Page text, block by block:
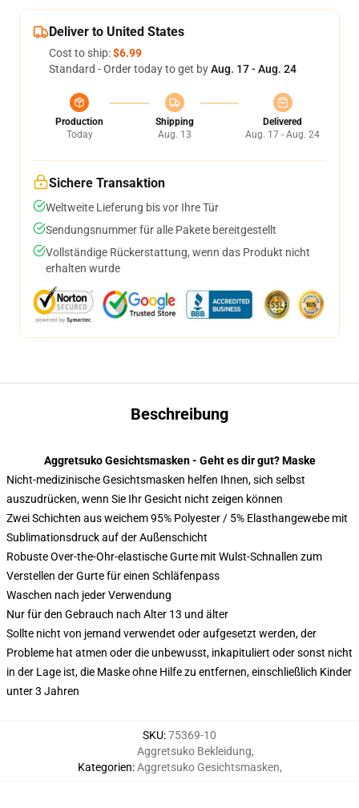
Deliver to United States
Cost to ship:$6.99
Standard - Order today to get byAug. 17 - Aug. 24
Production
Today
Shipping
Aug. 13
Delivered
Aug. 17 - Aug. 24
Sichere Transaktion
Weltweite Lieferung bis vor Ihre Tür
Sendungsnummer für alle Pakete bereitgestellt
Vollständige Rückerstattung, wenn das Produkt nicht
erhalten wurde
Beschreibung
Aggretsuko Gesichtsmasken - Geht es dir gut? Maske
Nicht-medizinische Gesichtsmasken helfen Ihnen, sich selbst
auszudrücken, wenn Sie Ihr Gesicht nicht zeigen können
Zwei Schichten aus weichem 95% Polyester / 5% Elasthangewebe mit
Sublimationsdruck auf der Außenschicht
Robuste Over-the-Ohr-elastische Gurte mit Wulst-Schnallen zum
Verstellen der Gurte für einen Schläfenpass
Waschen nach jeder Verwendung
Nur für den Gebrauch nach Alter 13 und älter
Sollte nicht von jemand verwendet oder aufgesetzt werden, der
Probleme hat atmen oder die unbewusst, inkapituliert oder sonst nicht
in der Lage ist, die Maske ohne Hilfe zu entfernen, einschließlich Kinder
unter 3 Jahren
SKU:75369-10
Kategorien:
Aggretsuko Bekleidung,
Aggretsuko Gesichtsmasken,